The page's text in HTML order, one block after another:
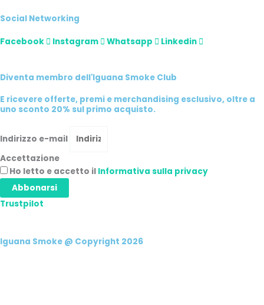
Social Networking
Facebook Instagram Whatsapp Linkedin
Diventa membro dell'Iguana Smoke Club
E ricevere offerte, premi e merchandising esclusivo, oltre a
uno sconto 20% sul primo acquisto.
Indirizzo e-mail
Accettazione
Ho letto e accetto il Informativa sulla privacy
Abbonarsi
Trustpilot
Iguana Smoke @ Copyright 2026